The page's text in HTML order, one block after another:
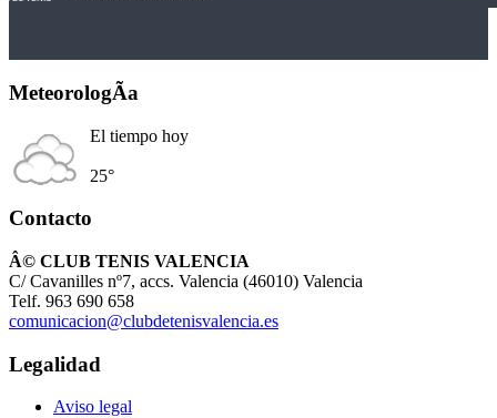
MeteorologÃ­a
El tiempo hoy
25°
Contacto
Â© CLUB TENIS VALENCIA
C/ Cavanilles nº7, accs. Valencia (46010) Valencia
Telf. 963 690 658
comunicacion@clubdetenisvalencia.es
Legalidad
Aviso legal